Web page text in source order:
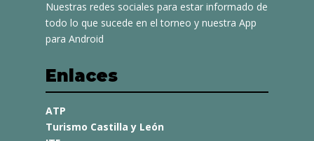
Nuestras redes sociales para estar informado de
todo lo que sucede en el torneo y nuestra App
para Android
Enlaces
ATP
Turismo Castilla y León